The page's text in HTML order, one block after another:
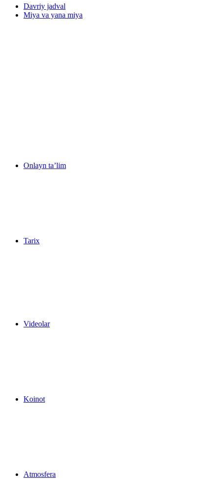
Davriy jadval
Miya va yana miya
Onlayn ta’lim
Tarix
Videolar
Koinot
Atmosfera